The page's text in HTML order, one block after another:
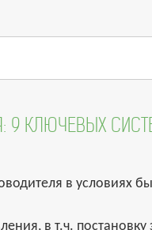
9 КЛЮЧЕВЫХ
в условиях
в т.ч.